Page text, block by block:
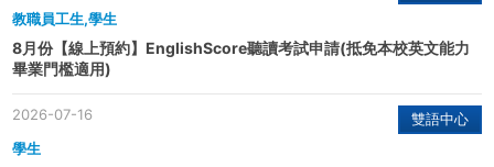
教職員工生,學生
8月份【線上預約】EnglishScore聽讀考試申請(抵免本校英文能力
畢業門檻適用)
雙語中心
學生
2026-07-16